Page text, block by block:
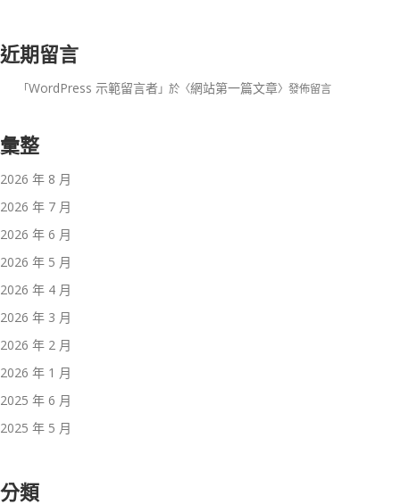
近期留言
「WordPress 示範留言者」於〈網站第一篇文章〉發佈留言
彙整
2026 年 8 月
2026 年 7 月
2026 年 6 月
2026 年 5 月
2026 年 4 月
2026 年 3 月
2026 年 2 月
2026 年 1 月
2025 年 6 月
2025 年 5 月
分類